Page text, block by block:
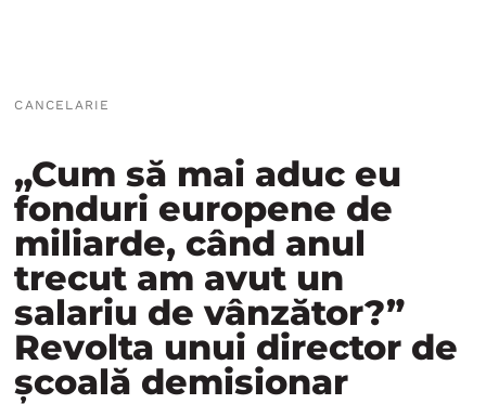
CANCELARIE
„Cum să mai aduc eu
fonduri europene de
miliarde, când anul
trecut am avut un
salariu de vânzător?”
Revolta unui director de
școală demisionar